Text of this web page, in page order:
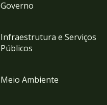
Governo
Infraestrutura e Serviços
Públicos
Meio Ambiente